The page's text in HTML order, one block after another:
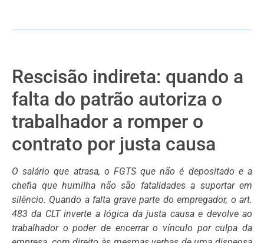
Rescisão indireta: quando a
falta do patrão autoriza o
trabalhador a romper o
contrato por justa causa
O salário que atrasa, o FGTS que não é depositado e a
chefia que humilha não são fatalidades a suportar em
silêncio. Quando a falta grave parte do empregador, o art.
483 da CLT inverte a lógica da justa causa e devolve ao
trabalhador o poder de encerrar o vínculo por culpa da